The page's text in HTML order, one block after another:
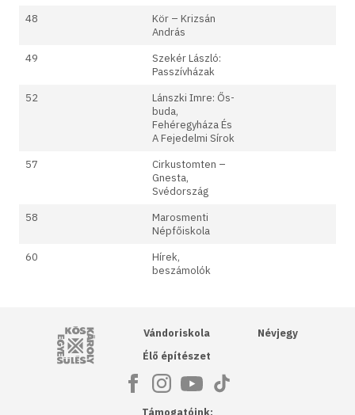
48
Kör – Krizsán
András
49
Szekér László:
Passzívházak
52
Lánszki Imre: Ős-
buda,
Fehéregyháza És
A Fejedelmi Sírok
57
Cirkustomten –
Gnesta,
Svédország
58
Marosmenti
Népfőiskola
60
Hírek,
beszámolók
Kós Károly Egyesülés
Vándoriskola
Élő építészet
Névjegy